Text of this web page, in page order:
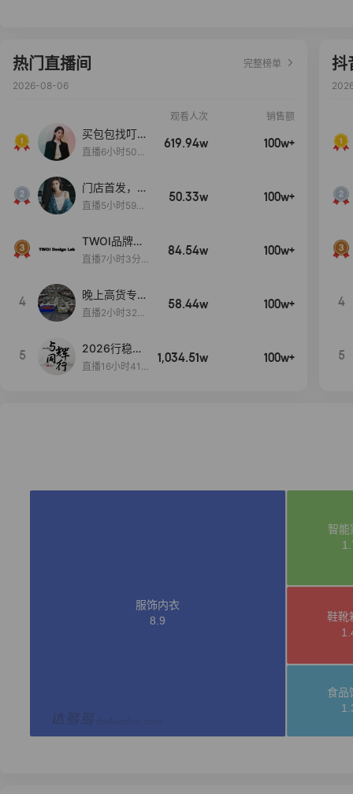
热门直播间
完整榜单
2026-08-06
观看人次 销售额
买包包找叮
当,一折购！
直播6小时50分
619.94w 100w+
门店首发，秋
款大上新！！
直播5小时59分
50.33w 100w+
TWOI品牌直
播间新款上
直播7小时3分5
84.54w 100w+
4
晚上高货专场
大放漏
直播2小时32分
58.44w 100w+
5
2026行稳致
远
直播16小时41
1,034.51w 100w+
抖
4
5